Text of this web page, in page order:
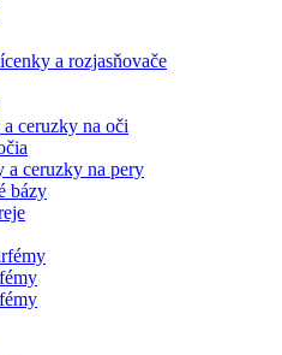
a rozjasňovače
ceruzky na oči
a ceruzky na pery
bázy